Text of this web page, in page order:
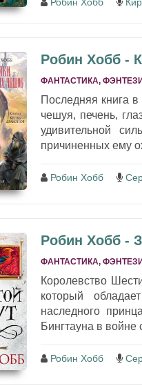
Робин Хобб -
ФАНТАСТИКА,
Последняя книга
чешуя, печень,
удивительной
причиненных ему
Робин Хобб
Робин Хобб -
ФАНТАСТИКА,
Королевство
который
наследного
Бингтауна в войне
Робин Хобб